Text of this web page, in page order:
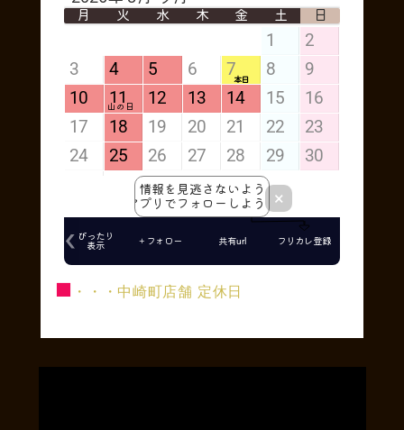
■ ・・・中崎町店舗 定休日